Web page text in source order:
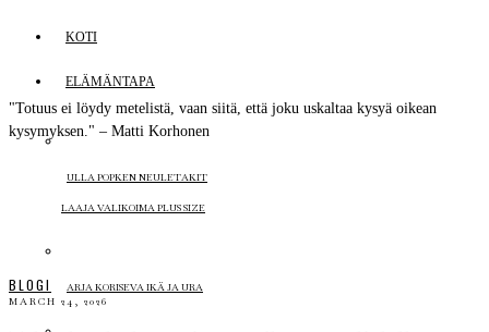
KOTI
ELÄMÄNTAPA
ULLA POPKEN NEULETAKIT
LAAJA VALIKOIMA PLUS SIZE
ARJA KORISEVA IKÄ JA URA
"Totuus ei löydy metelistä, vaan siitä, että joku uskaltaa kysyä oikean
kysymyksen." – Matti Korhonen
BLOGI
MARCH 24, 2026